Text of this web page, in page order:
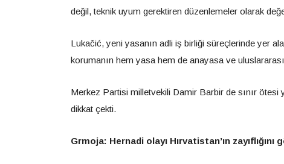
değil, teknik uyum gerektiren düzenlemeler olarak
Lukačić, yeni yasanın adli iş birliği süreçlerinde yer
korumanın hem yasa hem de anayasa ve
Merkez Partisi milletvekili Damir Barbir de sınır ötesi
dikkat çekti.
Grmoja: Hernadi olayı Hırvatistan’ın zayıflığını